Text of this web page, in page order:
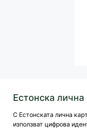
Естонска лична
С Естонската лична
използват цифрова